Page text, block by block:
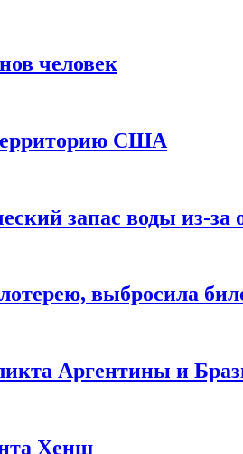
человек
США
запас воды из-за
выбросила
Аргентины и
Хенш